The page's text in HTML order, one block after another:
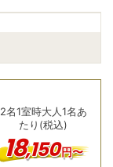
2名1室時大人1名あ
たり(税込)
18,150円〜